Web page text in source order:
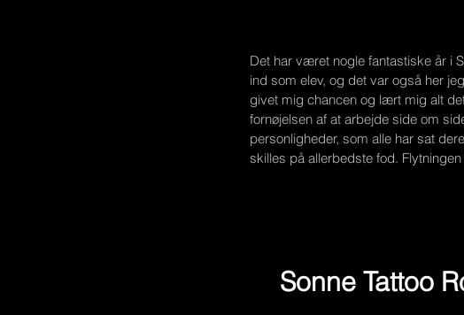
Det har været nogle fantastiske år i
ind som elev, og det var også her
givet mig chancen og lært mig alt
fornøjelsen af at arbejde side om
personligheder, som alle har sat
skilles på allerbedste fod.
Sonne Tattoo